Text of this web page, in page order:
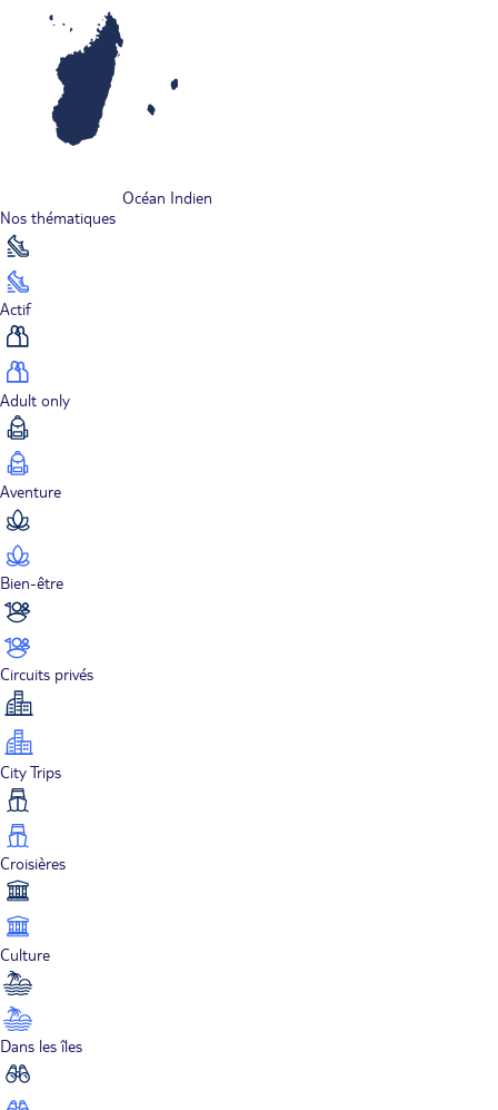
Océan Indien
Nos thématiques
Actif
Adult only
Aventure
Bien-être
Circuits privés
City Trips
Croisières
Culture
Dans les îles